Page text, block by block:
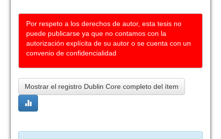
Por respeto a los derechos de autor, esta tesis no
puede publicarse ya que no contamos con la
autorización explícita de su autor o se cuenta con un
convenio de confidencialidad
Mostrar el registro Dublin Core completo del ítem